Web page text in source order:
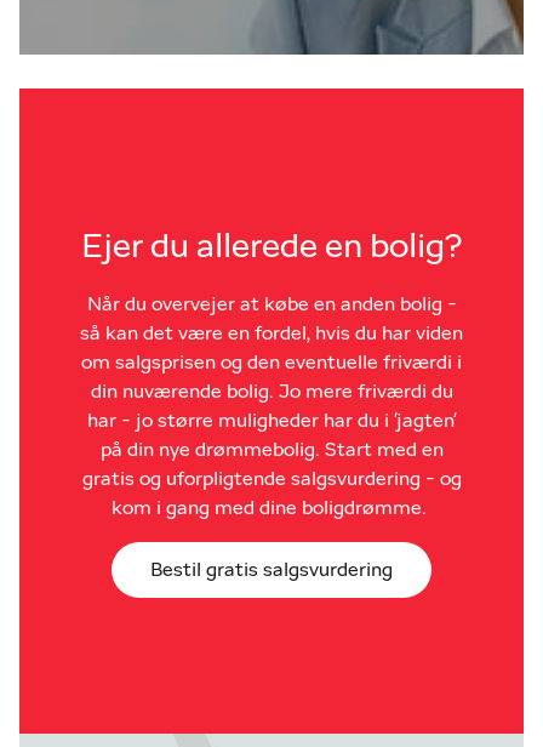
Ejer du allerede en bolig?
Når du overvejer at købe en anden bolig -
så kan det være en fordel, hvis du har viden
om salgsprisen og den eventuelle friværdi i
din nuværende bolig. Jo mere friværdi du
har - jo større muligheder har du i 'jagten'
på din nye drømmebolig. Start med en
gratis og uforpligtende salgsvurdering - og
kom i gang med dine boligdrømme.
Bestil gratis salgsvurdering